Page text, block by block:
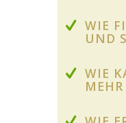
WIE
UND
WIE